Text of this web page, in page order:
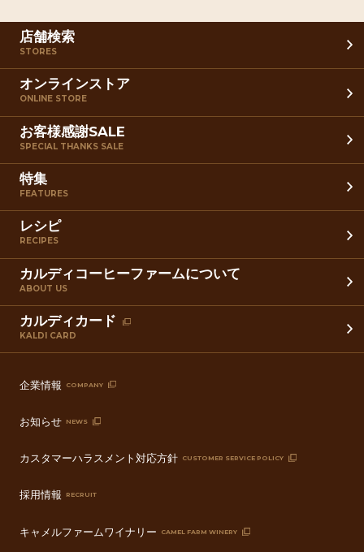
店舗検索
STORES
オンラインストア
ONLINE STORE
お客様感謝SALE
SPECIAL THANKS SALE
特集
FEATURES
レシピ
RECIPES
カルディコーヒーファームについて
ABOUT US
カルディカード
KALDI CARD
企業情報 COMPANY
お知らせ NEWS
カスタマーハラスメント対応方針 CUSTOMER SERVICE POLICY
採用情報 RECRUIT
キャメルファームワイナリー CAMEL FARM WINERY